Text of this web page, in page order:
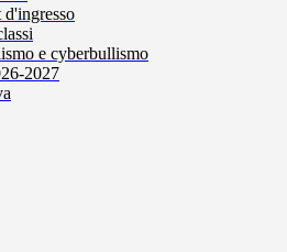
d'ingresso
e cyberbullismo
2027